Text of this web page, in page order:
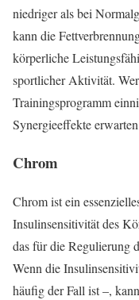
niedriger als bei
kann die
körperliche
sportlicher Aktivität.
Trainingsprogramm
Synergieeffekte
Chrom
Chrom ist ein
Insulinsensitivität des
das für die Regulierung
Wenn die
häufig der Fall ist –,